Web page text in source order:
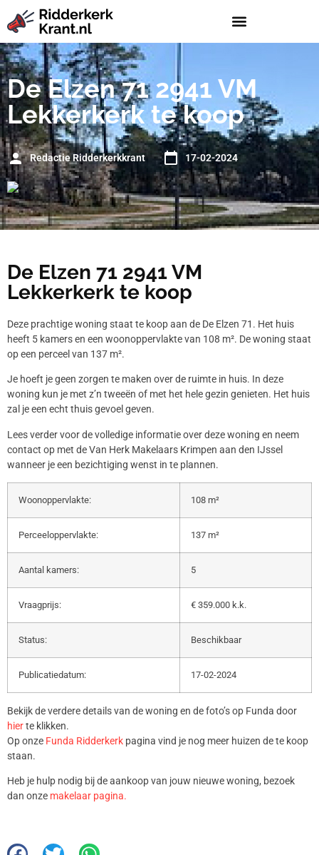
De Elzen 71 2941 VM
Lekkerkerk te koop
Redactie Ridderkerkkrant 17-02-2024
De Elzen 71 2941 VM
Lekkerkerk te koop
Deze prachtige woning staat te koop aan de De Elzen 71. Het huis
heeft 5 kamers en een woonoppervlakte van 108 m². De woning staat
op een perceel van 137 m².
Je hoeft je geen zorgen te maken over de ruimte in huis. In deze
woning kun je met z’n tweeën of met het hele gezin genieten. Het huis
zal je een echt thuis gevoel geven.
Lees verder voor de volledige informatie over deze woning en neem
contact op met de Van Herk Makelaars Krimpen aan den IJssel
wanneer je een bezichtiging wenst in te plannen.
Woonoppervlakte: 108 m²
Perceeloppervlakte: 137 m²
Aantal kamers: 5
Vraagprijs: € 359.000 k.k.
Status: Beschikbaar
Publicatiedatum: 17-02-2024
Bekijk de verdere details van de woning en de foto’s op Funda door
hierte klikken.
Op onze Funda Ridderkerk pagina vind je nog meer huizen de te koop
staan.
Heb je hulp nodig bij de aankoop van jouw nieuwe woning, bezoek
dan onze makelaar pagina.